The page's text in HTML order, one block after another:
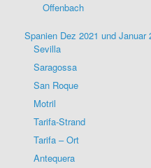
Offenbach
Spanien Dez 2021 und Januar
Sevilla
Saragossa
San Roque
Motril
Tarifa-Strand
Tarifa – Ort
Antequera